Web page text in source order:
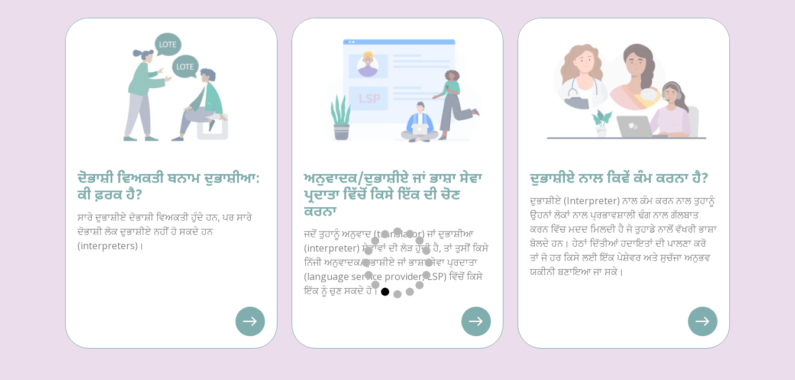
ਦੋਭਾਸ਼ੀ ਵਿਅਕਤੀ ਬਨਾਮ ਦੁਭਾਸ਼ੀਆ:
ਕੀ ਫ਼ਰਕ ਹੈ?
ਸਾਰੇ ਦੁਭਾਸ਼ੀਏ ਦੋਭਾਸ਼ੀ ਵਿਅਕਤੀ ਹੁੰਦੇ ਹਨ, ਪਰ ਸਾਰੇ
ਦੋਭਾਸ਼ੀ ਲੋਕ ਦੁਭਾਸ਼ੀਏ ਨਹੀਂ ਹੋ ਸਕਦੇ ਹਨ
(interpreters)।
ਅਨੁਵਾਦਕ/ਦੁਭਾਸ਼ੀਏ ਜਾਂ ਭਾਸ਼ਾ ਸੇਵਾ
ਪ੍ਰਦਾਤਾ ਵਿੱਚੋਂ ਕਿਸੇ ਇੱਕ ਦੀ ਚੋਣ
ਕਰਨਾ
ਜਦੋਂ ਤੁਹਾਨੂੰ ਅਨੁਵਾਦ (translator) ਜਾਂ ਦੁਭਾਸ਼ੀਆ
(interpreter) ਸੇਵਾਵਾਂ ਦੀ ਲੋੜ ਹੁੰਦੀ ਹੈ, ਤਾਂ ਤੁਸੀਂ ਕਿਸੇ
ਨਿੱਜੀ ਅਨੁਵਾਦਕ/ਦੁਭਾਸ਼ੀਏ ਜਾਂ ਭਾਸ਼ਾ ਸੇਵਾ ਪ੍ਰਦਾਤਾ
(language service provider, LSP) ਵਿੱਚੋਂ ਕਿਸੇ
ਇੱਕ ਨੂੰ ਚੁਣ ਸਕਦੇ ਹੋ।
ਦੁਭਾਸ਼ੀਏ ਨਾਲ ਕਿਵੇਂ ਕੰਮ ਕਰਨਾ ਹੈ?
ਦੁਭਾਸ਼ੀਏ (Interpreter) ਨਾਲ ਕੰਮ ਕਰਨ ਨਾਲ ਤੁਹਾਨੂੰ
ਉਹਨਾਂ ਲੋਕਾਂ ਨਾਲ ਪ੍ਰਭਾਵਸ਼ਾਲੀ ਢੰਗ ਨਾਲ ਗੱਲਬਾਤ
ਕਰਨ ਵਿੱਚ ਮਦਦ ਮਿਲਦੀ ਹੈ ਜੋ ਤੁਹਾਡੇ ਨਾਲੋਂ ਵੱਖਰੀ ਭਾਸ਼ਾ
ਬੋਲਦੇ ਹਨ। ਹੇਠਾਂ ਦਿੱਤੀਆਂ ਹਦਾਇਤਾਂ ਦੀ ਪਾਲਣਾ ਕਰੋ
ਤਾਂ ਜੋ ਹਰ ਕਿਸੇ ਲਈ ਇੱਕ ਪੇਸ਼ੇਵਰ ਅਤੇ ਸੁਚੱਜਾ ਅਨੁਭਵ
ਯਕੀਨੀ ਬਣਾਇਆ ਜਾ ਸਕੇ।